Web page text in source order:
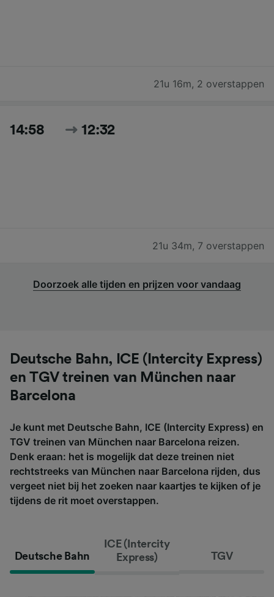
21u 16m, 2 overstappen
14:58 12:32
21u 34m, 7 overstappen
Doorzoek alle tijden en prijzen voor vandaag
Deutsche Bahn, ICE (Intercity Express)
en TGV treinen van München naar
Barcelona
Je kunt met Deutsche Bahn, ICE (Intercity Express) en
TGV treinen van München naar Barcelona reizen.
Denk eraan: het is mogelijk dat deze treinen niet
rechtstreeks van München naar Barcelona rijden, dus
vergeet niet bij het zoeken naar kaartjes te kijken of je
tijdens de rit moet overstappen.
Deutsche Bahn
ICE (Intercity
Express)
TGV